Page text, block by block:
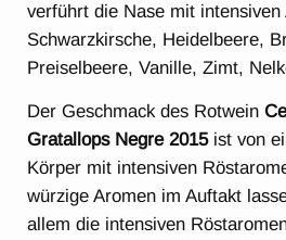
verführt die Nase mit intensiven
Schwarzkirsche, Heidelbeere,
Preiselbeere, Vanille, Zimt,
Der Geschmack des Rotwein
Gratallops Negre 2015ist von
Körper mit intensiven
würzige Aromen im Auftakt
allem die intensiven